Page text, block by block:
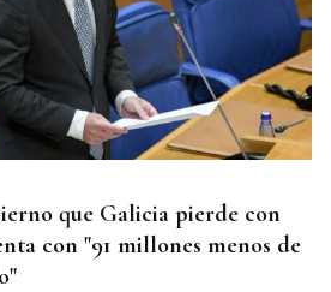
que Galicia pierde con
con "91 millones menos de